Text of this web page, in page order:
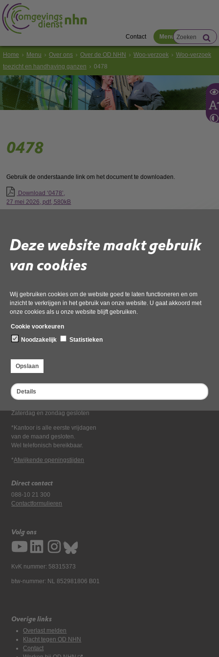
Deze website maakt gebruik
van cookies
Wij gebruiken cookies om de website goed te laten functioneren en om
inzicht te verkrijgen in het gebruik van onze website. U gaat akkoord met
onze cookies als u onze website blijft gebruiken.
Cookie voorkeuren
Noodzakelijk
Statistieken
Opslaan
Details
Contact Menu
Home Menu Over ons Over de OD NHN Woo-verzoek
Woo-verzoek
toezicht en handhaving ganzen
0478
0478
Gebruik de onderstaande link om het document te downloaden.
Download ‘0478’,
27 mei 2026, pdf, 580kB
Bezoekadres
Dampten 2, 1624 NR Hoorn
Postbus 2095, 1620 EB Hoorn
Openingstijden kantoor
Maandag tot en met vrijdag*
van 08:00 tot 16:30
Zaterdag en zondag gesloten
*Kantoor is alle eerste vrijdagen
van de maand gesloten.
Wel telefonisch bereikbaar.
*Afwijkende openingstijden
Direct contact
088-10 21 300
Contactformulieren
Volg ons
KvK nummer: 58315373
btw-nummer: NL 852981806 B01
Overige links
Overlast melden
Klacht tegen OD NHN
Contact